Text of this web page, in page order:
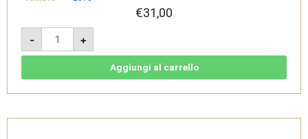
€31,00
-
Dorico
2018
-
Conero
Cantine
+
Aggiungi al carrello